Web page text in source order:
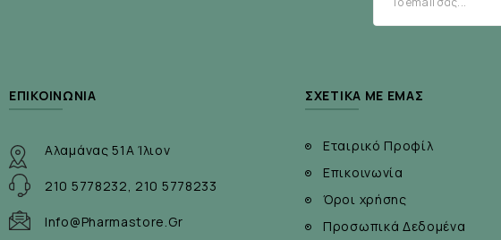
ΕΠΙΚΟΙΝΩΝΊΑ
Αλαμάνας 51Α Ίλιον
210 5778232, 210 5778233
Info@pharmastore.gr
ΣΧΕΤΙΚΆ ΜΕ ΕΜΆΣ
Εταιρικό Προφίλ
Επικοινωνία
Όροι χρήσης
Προσωπικά Δεδομένα